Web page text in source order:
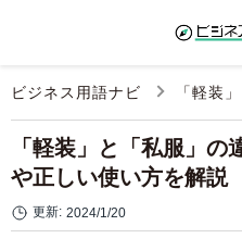
ビジネス用語ナビ 「軽装
「軽装」と「私服」
や正しい使い方を解説
更新: 2024/1/20